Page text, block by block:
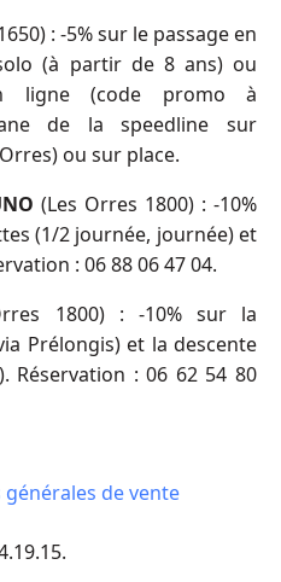
: -5% sur le passage en
(à partir de 8 ans) ou
ligne (code promo à
de la speedline sur
ou sur place.
(Les Orres 1800) : -10%
(1/2 journée, journée) et
: 06 88 06 47 04.
1800) : -10% sur la
Prélongis) et la descente
Réservation : 06 62 54 80
de vente